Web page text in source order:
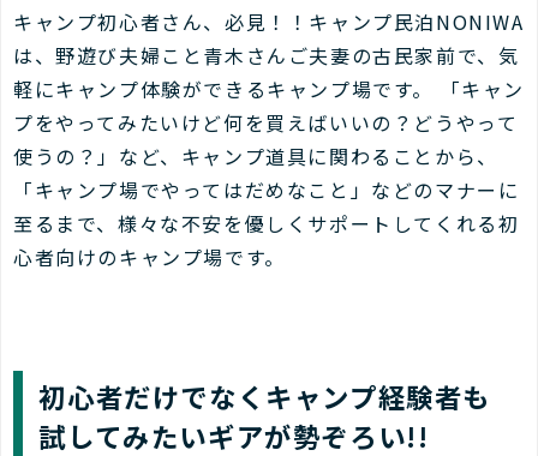
キャンプ初心者さん、必見！！キャンプ民泊NONIWA
は、野遊び夫婦こと青木さんご夫妻の古民家前で、気
軽にキャンプ体験ができるキャンプ場です。 「キャン
プをやってみたいけど何を買えばいいの？どうやって
使うの？」など、キャンプ道具に関わることから、
「キャンプ場でやってはだめなこと」などのマナーに
至るまで、様々な不安を優しくサポートしてくれる初
心者向けのキャンプ場です。
初心者だけでなくキャンプ経験者も
試してみたいギアが勢ぞろい!!